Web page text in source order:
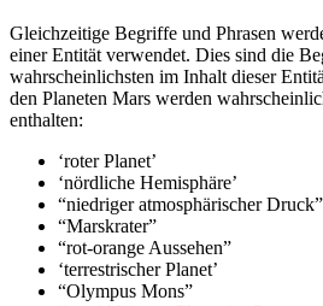
Gleichzeitige Begriffe und Phrasen
einer Entität verwendet. Dies sind die
wahrscheinlichsten im Inhalt dieser
den Planeten Mars werden
enthalten:
‘roter Planet’
‘nördliche Hemisphäre’
“niedriger atmosphärischer Druck”
“Marskrater”
“rot-orange Aussehen”
‘terrestrischer Planet’
“Olympus Mons”